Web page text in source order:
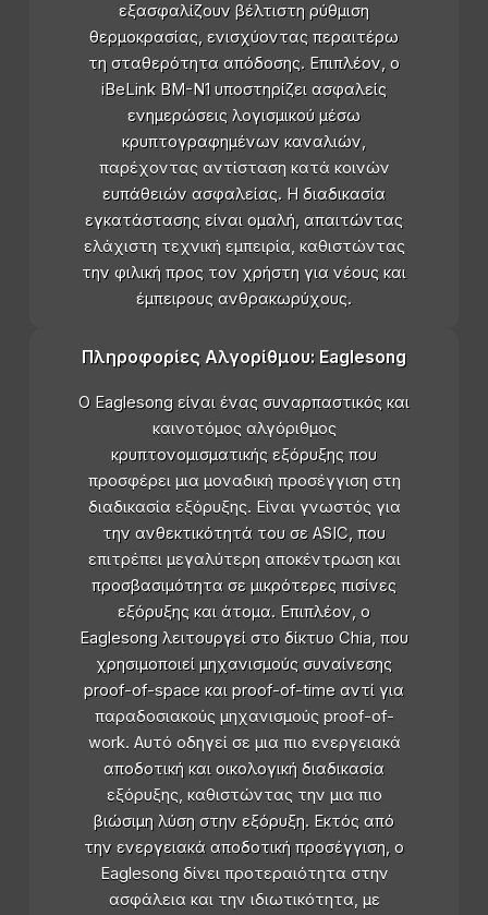
εξασφαλίζουν βέλτιστη ρύθμιση
θερμοκρασίας, ενισχύοντας περαιτέρω
τη σταθερότητα απόδοσης. Επιπλέον, ο
iBeLink BM-N1 υποστηρίζει ασφαλείς
ενημερώσεις λογισμικού μέσω
κρυπτογραφημένων καναλιών,
παρέχοντας αντίσταση κατά κοινών
ευπάθειών ασφαλείας. Η διαδικασία
εγκατάστασης είναι ομαλή, απαιτώντας
ελάχιστη τεχνική εμπειρία, καθιστώντας
την φιλική προς τον χρήστη για νέους και
έμπειρους ανθρακωρύχους.
Πληροφορίες Αλγορίθμου: Eaglesong
Ο Eaglesong είναι ένας συναρπαστικός και
καινοτόμος αλγόριθμος
κρυπτονομισματικής εξόρυξης που
προσφέρει μια μοναδική προσέγγιση στη
διαδικασία εξόρυξης. Είναι γνωστός για
την ανθεκτικότητά του σε ASIC, που
επιτρέπει μεγαλύτερη αποκέντρωση και
προσβασιμότητα σε μικρότερες πισίνες
εξόρυξης και άτομα. Επιπλέον, ο
Eaglesong λειτουργεί στο δίκτυο Chia, που
χρησιμοποιεί μηχανισμούς συναίνεσης
proof-of-space και proof-of-time αντί για
παραδοσιακούς μηχανισμούς proof-of-
work. Αυτό οδηγεί σε μια πιο ενεργειακά
αποδοτική και οικολογική διαδικασία
εξόρυξης, καθιστώντας την μια πιο
βιώσιμη λύση στην εξόρυξη. Εκτός από
την ενεργειακά αποδοτική προσέγγιση, ο
Eaglesong δίνει προτεραιότητα στην
ασφάλεια και την ιδιωτικότητα, με